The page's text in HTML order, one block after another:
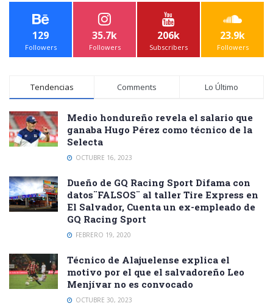
129
Followers
35.7k
Followers
206k
Subscribers
23.9k
Followers
Tendencias Comments Lo Último
Medio hondureño revela el salario que
ganaba Hugo Pérez como técnico de la
Selecta
OCTUBRE 16, 2023
Dueño de GQ Racing Sport Difama con
datos¨FALSOS¨ al taller Tire Express en
El Salvador, Cuenta un ex-empleado de
GQ Racing Sport
FEBRERO 19, 2020
Técnico de Alajuelense explica el
motivo por el que el salvadoreño Leo
Menjívar no es convocado
OCTUBRE 30, 2023